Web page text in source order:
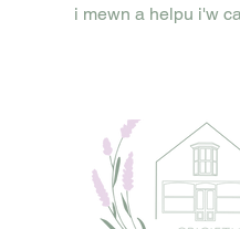
i mewn a helpu i'w